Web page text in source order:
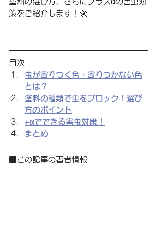
策をご紹介します！🚀
目次
虫が寄りつく色・寄りつかない色
とは？
塗料の種類で虫をブロック！選び
方のポイント
+αでできる害虫対策！
まとめ
■この記事の著者情報